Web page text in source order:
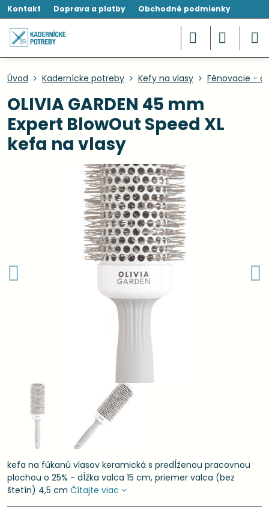
Kontakt Doprava a platby Obchodné podmienky
Úvod Kadernícke potreby Kefy na vlasy Fénovacie -
OLIVIA GARDEN 45 mm
Expert BlowOut Speed XL
kefa na vlasy
kefa na fúkanú vlasov keramická s predĺženou pracovnou
plochou o 25% - dĺžka valca 15 cm, priemer valca (bez
štetín) 4,5 cm Čítajte viac